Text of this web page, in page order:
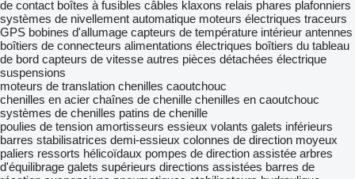
de contact boîtes à fusibles câbles klaxons relais phares plafonniers
systèmes de nivellement automatique moteurs électriques traceurs
GPS bobines d'allumage capteurs de température intérieur antennes
boîtiers de connecteurs alimentations électriques boîtiers du tableau
de bord capteurs de vitesse autres pièces détachées électrique
suspensions
moteurs de translation chenilles caoutchouc
chenilles en acier chaînes de chenille chenilles en caoutchouc
systèmes de chenilles patins de chenille
poulies de tension amortisseurs essieux volants galets inférieurs
barres stabilisatrices demi-essieux colonnes de direction moyeux
paliers ressorts hélicoïdaux pompes de direction assistée arbres
d'équilibrage galets supérieurs directions assistées barres de